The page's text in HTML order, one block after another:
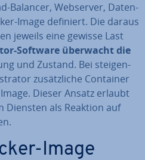
Balancer, Webserver, Da­ten­
Image definiert. Die daraus
jeweils eine gewisse Last
Software überwacht die
und Zustand. Bei stei­gen­
zu­sätz­li­che Container
Dieser Ansatz erlaubt
Diensten als Reaktion auf
Image